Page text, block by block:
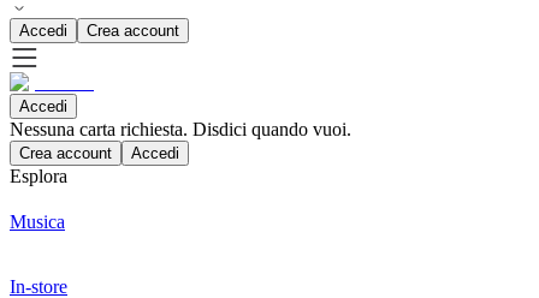
Accedi Crea account
Accedi
Nessuna carta richiesta. Disdici quando vuoi.
Crea account Accedi
Esplora
Musica
In-store